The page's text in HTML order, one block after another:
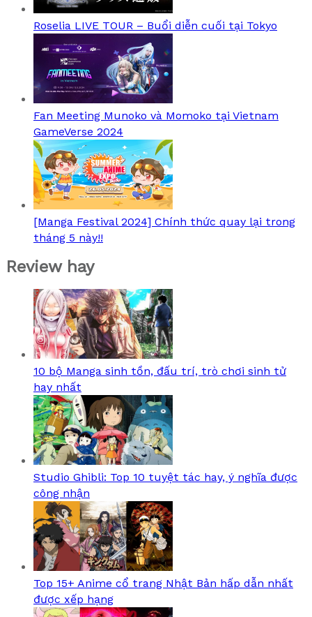
Roselia LIVE TOUR – Buổi diễn cuối tại Tokyo
Fan Meeting Munoko và Momoko tại Vietnam
GameVerse 2024
[Manga Festival 2024] Chính thức quay lại trong
tháng 5 này!!
Review hay
10 bộ Manga sinh tồn, đấu trí, trò chơi sinh tử
hay nhất
Studio Ghibli: Top 10 tuyệt tác hay, ý nghĩa được
công nhận
Top 15+ Anime cổ trang Nhật Bản hấp dẫn nhất
được xếp hạng